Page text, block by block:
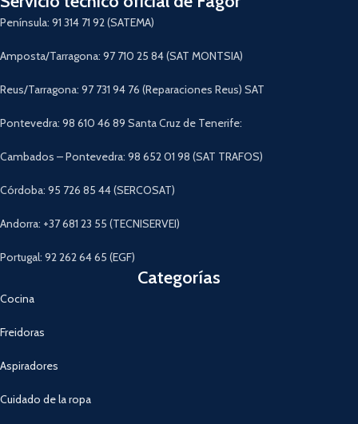
Península: 91 314 71 92 (SATEMA)
Amposta/Tarragona: 97 710 25 84 (SAT MONTSIA)
Reus/Tarragona: 97 731 94 76 (Reparaciones Reus) SAT
Pontevedra: 98 610 46 89 Santa Cruz de Tenerife:
Cambados – Pontevedra: 98 652 01 98 (SAT TRAFOS)
Córdoba: 95 726 85 44 (SERCOSAT)
Andorra: +37 681 23 55 (TECNISERVEI)
Portugal: 92 262 64 65 (EGF)
Categorías
Cocina
Freidoras
Aspiradores
Cuidado de la ropa